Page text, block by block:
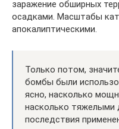
заражение обширных
осадками. Масштабы
апокалиптическими.
Только потом,
бомбы были
ясно, насколько
насколько тяжелыми
последствия